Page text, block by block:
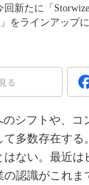
新たに「
をラインアップに
見る
シフトや、コ
多数存在す
ない。最近は
認識がこれま